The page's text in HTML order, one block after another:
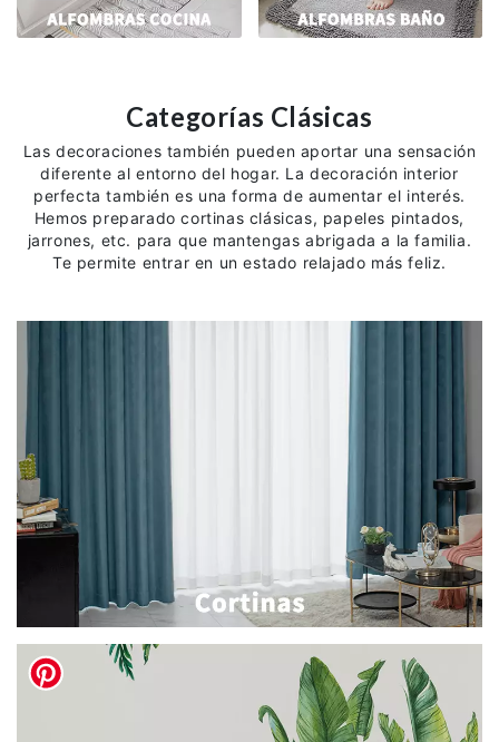
Categorías Clásicas
Las decoraciones también pueden aportar una sensación
diferente al entorno del hogar. La decoración interior
perfecta también es una forma de aumentar el interés.
Hemos preparado cortinas clásicas, papeles pintados,
jarrones, etc. para que mantengas abrigada a la familia.
Te permite entrar en un estado relajado más feliz.